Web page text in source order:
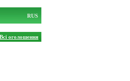
RUS
Всі оголошення